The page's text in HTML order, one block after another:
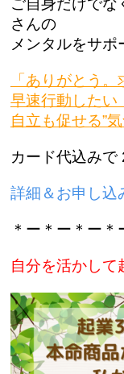
ご自身だけでな
さんの
メンタルをサポ
「ありがとう
早速行動したい
自立も促せる”気
カード代込みで
詳細＆お申し込
＊ー＊ー＊ー＊
自分を活かして